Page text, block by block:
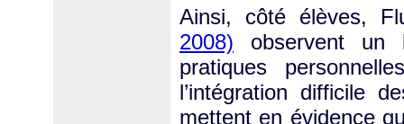
Ainsi, côté élèves,
2008) observent un
pratiques
l’intégration difficile
mettent en évidence